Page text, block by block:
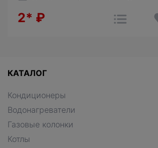
2* ₽
КАТАЛОГ
Кондиционеры
Водонагреватели
Газовые колонки
Котлы